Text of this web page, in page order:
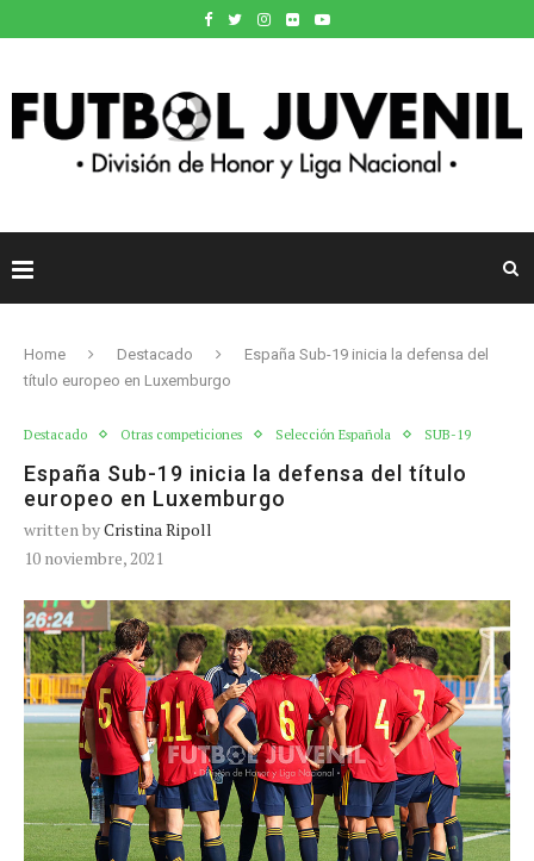
Home Destacado
España Sub-19 inicia la defensa del
título europeo en Luxemburgo
Destacado Otras competiciones Selección Española SUB-19
España Sub-19 inicia la defensa del título
europeo en Luxemburgo
written byCristina Ripoll
10 noviembre, 2021